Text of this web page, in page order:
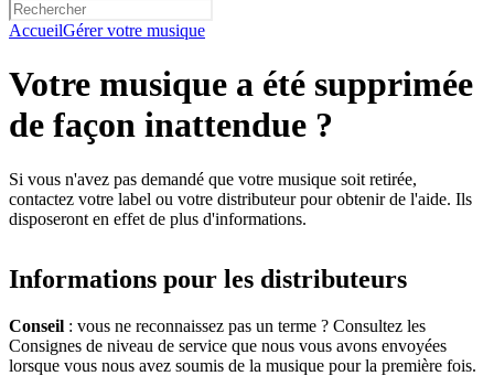
AccueilGérer votre musique
Votre musique a été supprimée
de façon inattendue ?
Si vous n'avez pas demandé que votre musique soit retirée,
contactez votre label ou votre distributeur pour obtenir de l'aide. Ils
disposeront en effet de plus d'informations.
Informations pour les distributeurs
Conseil : vous ne reconnaissez pas un terme ? Consultez les
Consignes de niveau de service que nous vous avons envoyées
lorsque vous nous avez soumis de la musique pour la première fois.